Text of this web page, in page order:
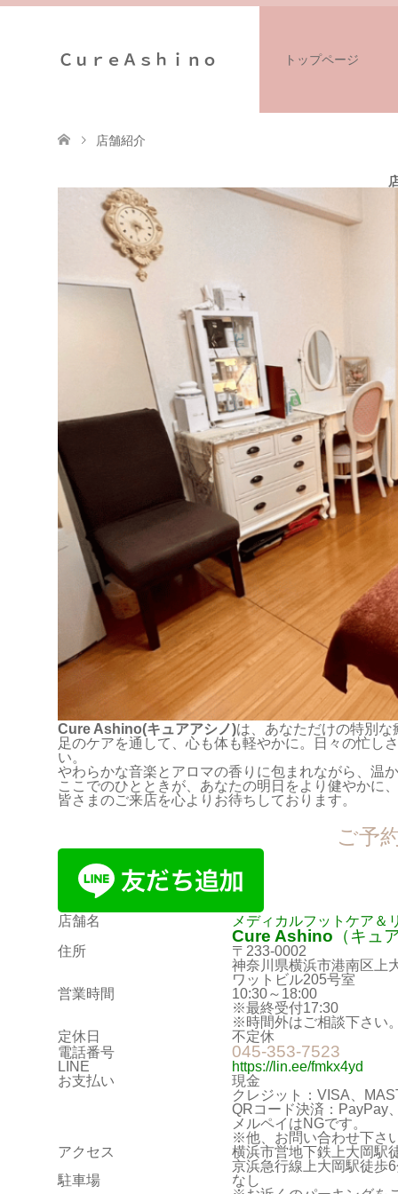
ＣｕｒｅＡｓｈｉｎｏ トップページ
店舗紹介
Cure Ashino(キュアアシノ)は、あなただけの特別
足のケアを通して、心も体も軽やかに。日々の忙し
い。
やわらかな音楽とアロマの香りに包まれながら、温
ここでのひとときが、あなたの明日をより健やかに
皆さまのご来店を心よりお待ちしております。
ご予
店舗名 メディカルフットケア＆
Cure Ashino （キュ
住所
〒233-0002
神奈川県横浜市港南区上
ワットビル205号室
営業時間
10:30～18:00
※最終受付17:30
※時間外はご相談下さい
定休日
不定休
電話番号
045-353-7523
LINE
https://lin.ee/fmkx4yd
お支払い
現金
クレジット：VISA、
QRコード決済：PayPay
メルペイはNGです。
※他、お問い合わせ下さ
アクセス
横浜市営地下鉄上大岡駅
京浜急行線上大岡駅徒歩
駐車場
なし